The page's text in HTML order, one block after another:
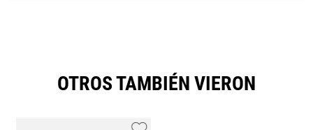
OTROS TAMBIÉN VIERON